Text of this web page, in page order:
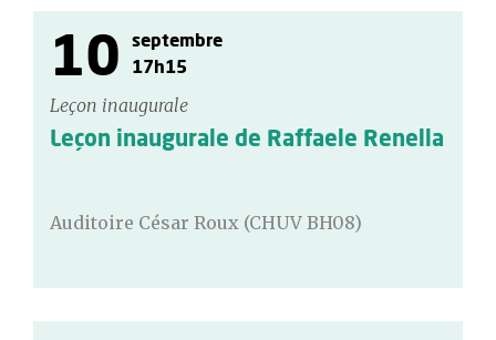
10
septembre
17h15
Leçon inaugurale
Leçon inaugurale de Raffaele Renella
Auditoire César Roux (CHUV BH08)